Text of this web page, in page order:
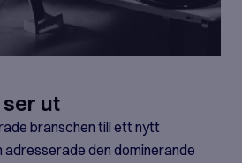
ut
branschen till ett nytt
den dominerande